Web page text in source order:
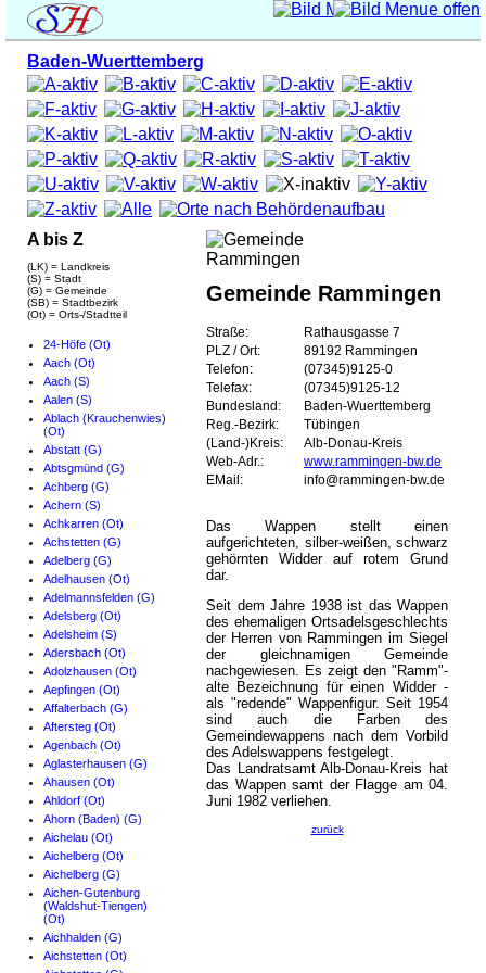
Baden-Wuerttemberg
A bis Z
(LK) = Landkreis
(S) = Stadt
(G) = Gemeinde
(SB) = Stadtbezirk
(Ot) = Orts-/Stadtteil
24-Höfe (Ot)
Aach (Ot)
Aach (S)
Aalen (S)
Ablach (Krauchenwies)
(Ot)
Abstatt (G)
Abtsgmünd (G)
Achberg (G)
Achern (S)
Achkarren (Ot)
Achstetten (G)
Adelberg (G)
Adelhausen (Ot)
Adelmannsfelden (G)
Adelsberg (Ot)
Adelsheim (S)
Adersbach (Ot)
Adolzhausen (Ot)
Aepfingen (Ot)
Affalterbach (G)
Aftersteg (Ot)
Agenbach (Ot)
Aglasterhausen (G)
Ahausen (Ot)
Ahldorf (Ot)
Ahorn (Baden) (G)
Aichelau (Ot)
Aichelberg (Ot)
Aichelberg (G)
Aichen-Gutenburg
(Waldshut-Tiengen)
(Ot)
Aichhalden (G)
Aichstetten (Ot)
Gemeinde Rammingen
Straße:
Rathausgasse 7
PLZ / Ort:
89192 Rammingen
Telefon:
(07345)9125-0
Telefax:
(07345)9125-12
Bundesland:
Baden-Wuerttemberg
Reg.-Bezirk:
Tübingen
(Land-)Kreis:
Alb-Donau-Kreis
Web-Adr.:
www.rammingen-bw.de
EMail:
info@rammingen-bw.de
Das Wappen stellt einen
aufgerichteten, silber-weißen, schwarz
gehörnten Widder auf rotem Grund
dar.
Seit dem Jahre 1938 ist das Wappen
des ehemaligen Ortsadelsgeschlechts
der Herren von Rammingen im Siegel
der gleichnamigen Gemeinde
nachgewiesen. Es zeigt den "Ramm"-
alte Bezeichnung für einen Widder -
als "redende" Wappenfigur. Seit 1954
sind auch die Farben des
Gemeindewappens nach dem Vorbild
des Adelswappens festgelegt.
Das Landratsamt Alb-Donau-Kreis hat
das Wappen samt der Flagge am 04.
Juni 1982 verliehen.
zurück